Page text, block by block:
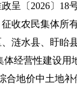
呈〔2026〕18
收农民集体所
涟水县、盱
经营性建设
地价中土地